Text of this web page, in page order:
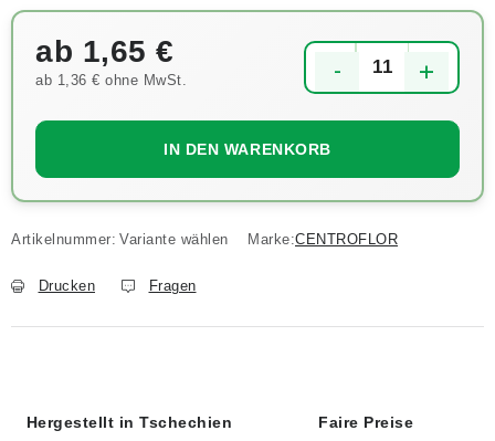
ab 1,65 €
ab 1,36 € ohne MwSt.
IN DEN WARENKORB
Artikelnummer: Variante wählen Marke:CENTROFLOR
Drucken Fragen
Hergestellt in Tschechien Faire Preise